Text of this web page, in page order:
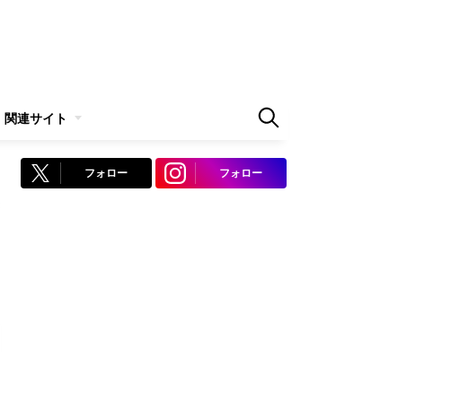
関連サイト
フォロー フォロー